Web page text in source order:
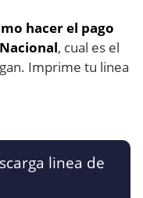
hacer el pago
, cual es el
Imprime tu linea
linea de